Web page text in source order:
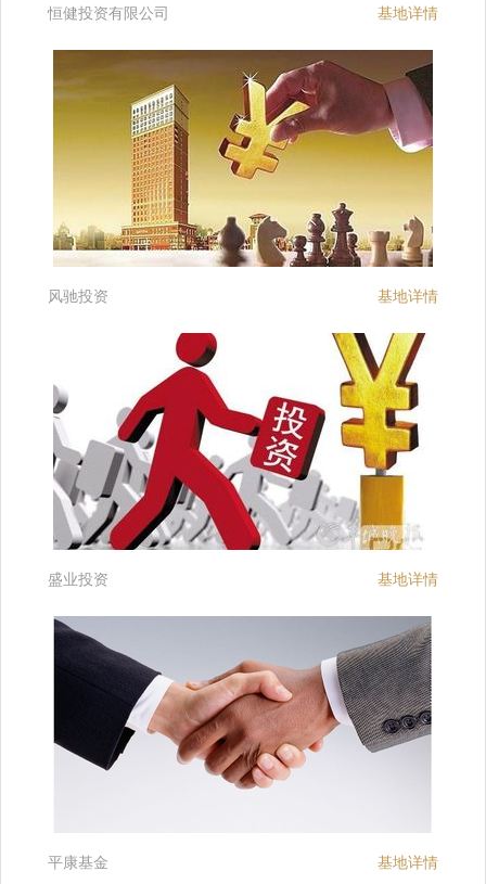
恒健投资有限公司 基地详情
风驰投资 基地详情
盛业投资 基地详情
平康基金 基地详情